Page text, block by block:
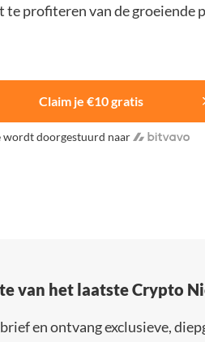
te profiteren van de
Claim je €10 gratis
wordt doorgestuurd naar
van het laatste Crypto
en ontvang exclusieve,